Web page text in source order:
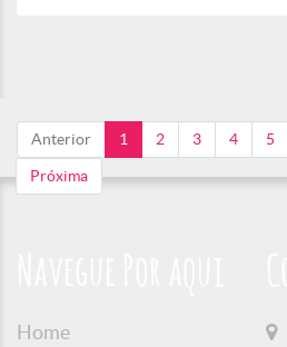
Anterior 1 2 3 4 5
Próxima
Home